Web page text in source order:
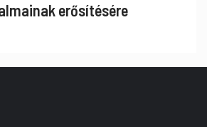
erősítésére